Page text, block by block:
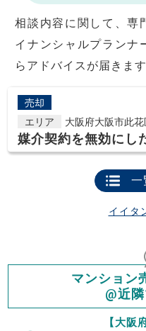
相談内容に関して、専
イナンシャルプランナ
らアドバイスが届きます
売却
エリア
大阪府大阪市此花
媒介契約を無効にし
一
イイタ
マンション
@近
【大阪